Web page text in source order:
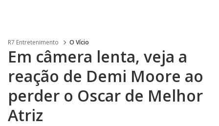
R7 Entretenimento O Vício
Em câmera lenta, veja a
reação de Demi Moore ao
perder o Oscar de Melhor
Atriz